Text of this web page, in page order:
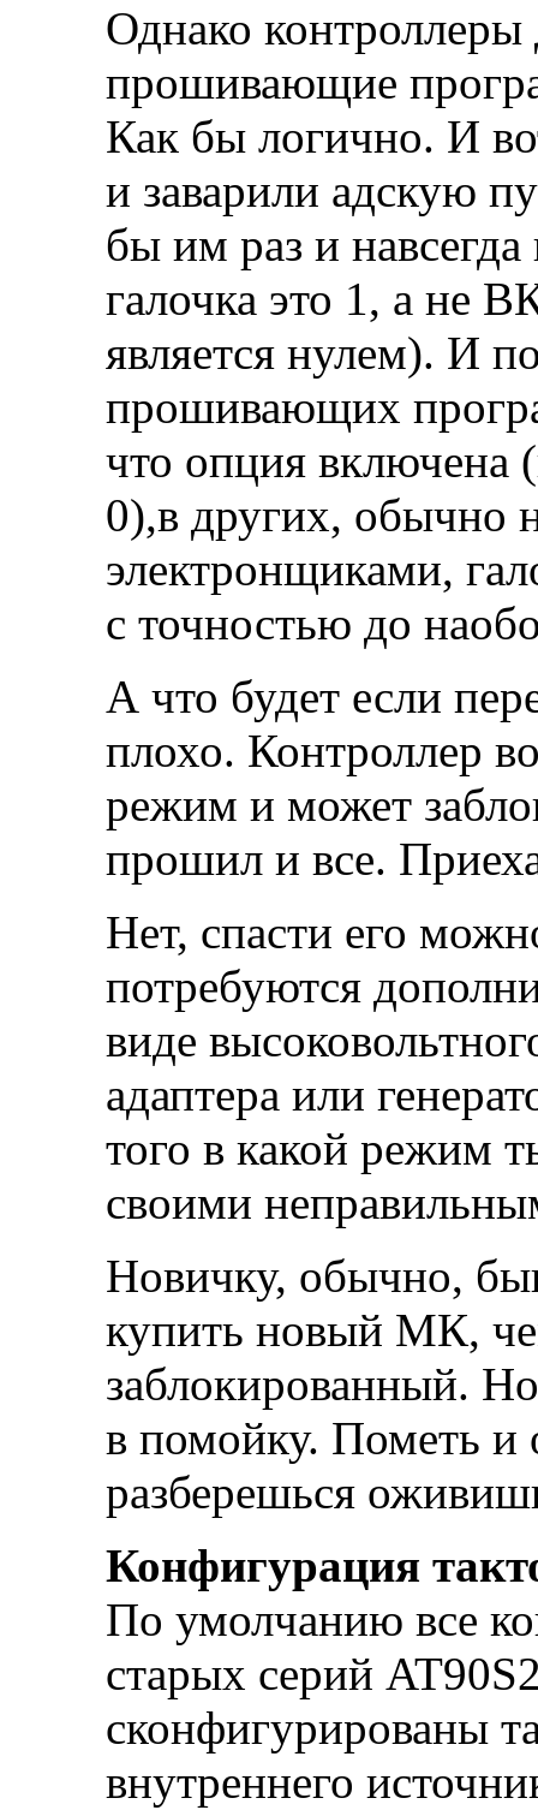
Однако
прошивающие
Как бы логично. И
и заварили адскую
бы им раз и навсегда
галочка это 1, а
является нулем). И
прошивающих
что опция включена
0),в других, обычно
электронщиками,
с точностью до
А что будет если
плохо. Контроллер
режим и может
прошил и все.
Нет, спасти его
потребуются
виде
адаптера или
того в какой режим
своими
Новичку, обычно,
купить новый МК,
заблокированный.
в помойку. Пометь и
разберешься
Конфигурация
По умолчанию все
старых серий
сконфигурированы
внутреннего